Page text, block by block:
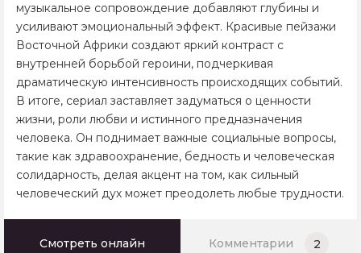
музыкальное сопровождение добавляют глубины и
усиливают эмоциональный эффект. Красивые пейзажи
Восточной Африки создают яркий контраст с
внутренней борьбой героини, подчеркивая
драматическую интенсивность происходящих событий.
В итоге, сериал заставляет задуматься о ценности
жизни, роли любви и истинного предназначения
человека. Он поднимает важные социальные вопросы,
такие как здравоохранение, бедность и человеческая
солидарность, делая акцент на том, как сильный
человеческий дух может преодолеть любые трудности.
Смотреть онлайн Комментарии 2